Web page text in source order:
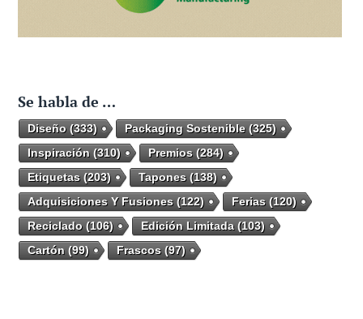
Se habla de …
Diseño (333) Packaging Sostenible(325)
Inspiración (310) Premios(284)
Etiquetas(203) Tapones(138)
Adquisiciones Y Fusiones(122) Ferias(120)
Reciclado (106) Edición Limitada (103)
Cartón (99) Frascos(97)